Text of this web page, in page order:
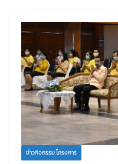
ข่าวกิจกรรม โครงการ